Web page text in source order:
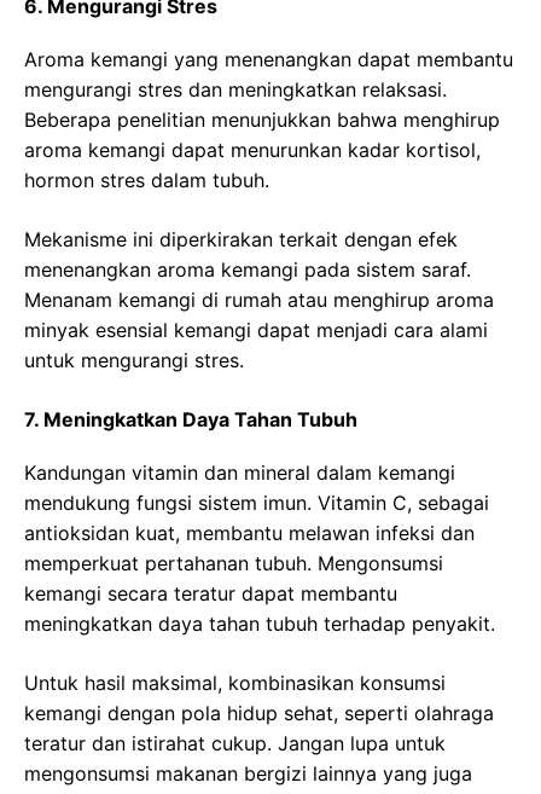
6. Mengurangi Stres
Aroma kemangi yang menenangkan dapat membantu
mengurangi stres dan meningkatkan relaksasi.
Beberapa penelitian menunjukkan bahwa menghirup
aroma kemangi dapat menurunkan kadar kortisol,
hormon stres dalam tubuh.
Mekanisme ini diperkirakan terkait dengan efek
menenangkan aroma kemangi pada sistem saraf.
Menanam kemangi di rumah atau menghirup aroma
minyak esensial kemangi dapat menjadi cara alami
untuk mengurangi stres.
7. Meningkatkan Daya Tahan Tubuh
Kandungan vitamin dan mineral dalam kemangi
mendukung fungsi sistem imun. Vitamin C, sebagai
antioksidan kuat, membantu melawan infeksi dan
memperkuat pertahanan tubuh. Mengonsumsi
kemangi secara teratur dapat membantu
meningkatkan daya tahan tubuh terhadap penyakit.
Untuk hasil maksimal, kombinasikan konsumsi
kemangi dengan pola hidup sehat, seperti olahraga
teratur dan istirahat cukup. Jangan lupa untuk
mengonsumsi makanan bergizi lainnya yang juga